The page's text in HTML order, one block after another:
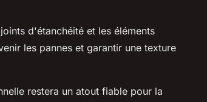
d'étanchéité et les éléments
les pannes et garantir une texture
restera un atout fiable pour la